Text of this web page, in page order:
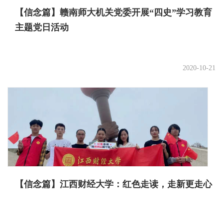
【信念篇】赣南师大机关党委开展“四史”学习教育
主题党日活动
2020-10-21
【信念篇】江西财经大学：红色走读，走新更走心